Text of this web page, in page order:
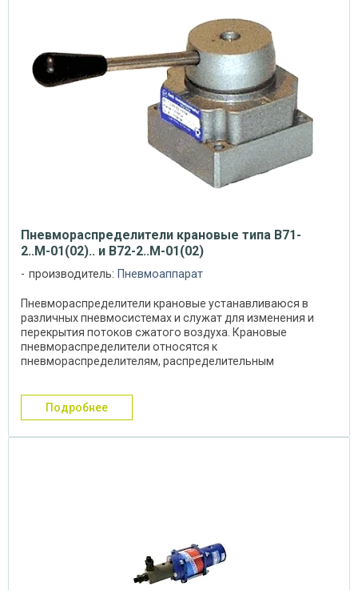
Пневмораспределители крановые типа В71-
2..М-01(02).. и В72-2..М-01(02)
производитель: Пневмоаппарат
Пневмораспределители крановые устанавливаюся в
различных пневмосистемах и служат для изменения и
перекрытия потоков сжатого воздуха. Крановые
пневмораспределители относятся к
пневмораспределителям, распределительным
подробнее